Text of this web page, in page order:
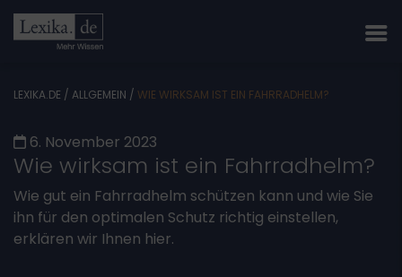
LEXIKA.DE / ALLGEMEIN / WIE WIRKSAM IST EIN FAHRRADHELM?
6. November 2023
Wie wirksam ist ein Fahrradhelm?
Wie gut ein Fahrradhelm schützen kann und wie Sie
ihn für den optimalen Schutz richtig einstellen,
erklären wir Ihnen hier.